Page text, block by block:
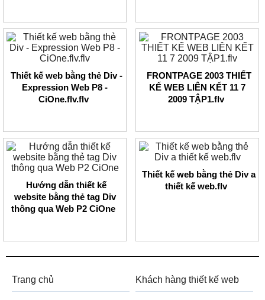
Thiết kế web bằng thẻ Div -
Expression Web P8 -
CiOne.flv.flv
FRONTPAGE 2003 THIẾT
KẾ WEB LIÊN KẾT 11 7
2009 TẬP1.flv
Hướng dẫn thiết kế
website bằng thẻ tag Div
thông qua Web P2 CiOne
Thiết kế web bằng thẻ Div a
thiết kế web.flv
Trang chủ Khách hàng thiết kế web